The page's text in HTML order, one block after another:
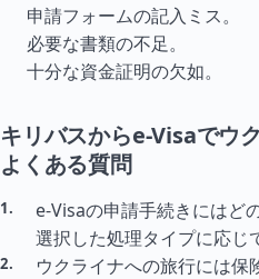
申請フォームの記入ミス。
必要な書類の不足。
十分な資金証明の欠如。
キリバスからe-Visaでウ
よくある質問
e-Visaの申請手続きにはど
選択した処理タイプに応じ
ウクライナへの旅行には保